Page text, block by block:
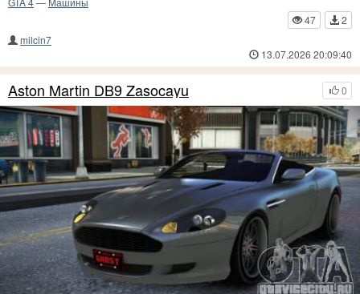
47
2
milcin7
13.07.2026 20:09:40
0
Aston Martin DB9 Zasocayu